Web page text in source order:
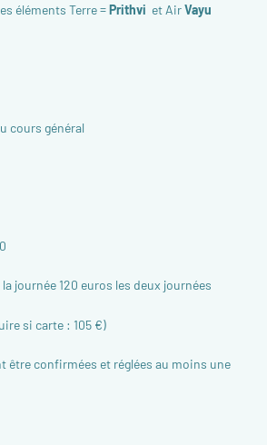
éléments Terre =Prithvi et AirVayu
cours général
journée 120 euros les deux journées
si carte : 105 €)
être confirmées et réglées au moins une